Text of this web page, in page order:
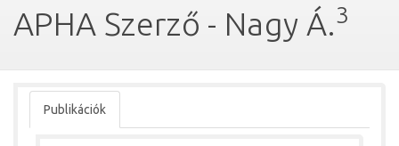
APHA Szerző - Nagy Á.3
Publikációk